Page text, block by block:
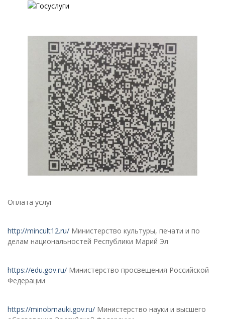
Оплата услуг
http://mincult12.ru/ Министерство культуры, печати и по
делам национальностей Республики Марий Эл
https://edu.gov.ru/ Министерство просвещения Российской
Федерации
https://minobrnauki.gov.ru/ Министерство науки и высшего